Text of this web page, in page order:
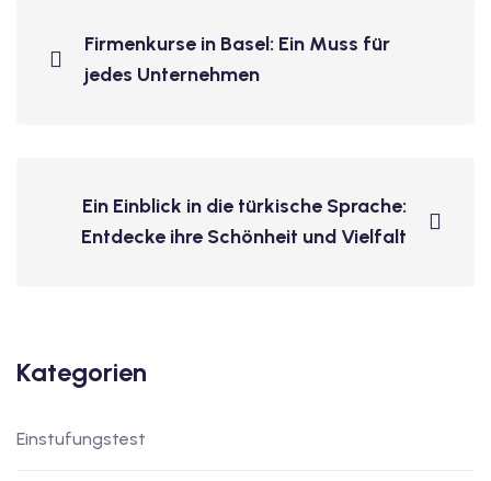
Firmenkurse in Basel: Ein Muss für
jedes Unternehmen
Ein Einblick in die türkische Sprache:
Entdecke ihre Schönheit und Vielfalt
Kategorien
Einstufungstest